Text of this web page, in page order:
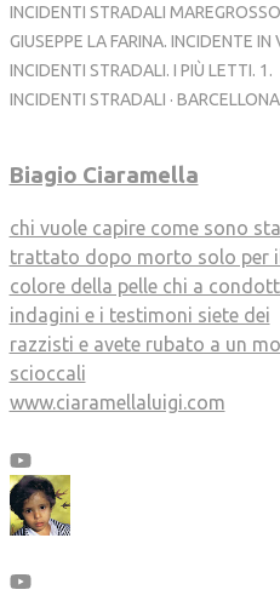
INCIDENTI STRADALI
GIUSEPPE LA FARINA. INCIDENTE IN
INCIDENTI STRADALI. I PIÙ LETTI. 1.
INCIDENTI STRADALI · BARCELLONA
Biagio Ciaramella
chi vuole capire come sono
trattato dopo morto solo per
colore della pelle chi a
indagini e i testimoni siete dei
razzisti e avete rubato a un
scioccali
www.ciaramellaluigi.com